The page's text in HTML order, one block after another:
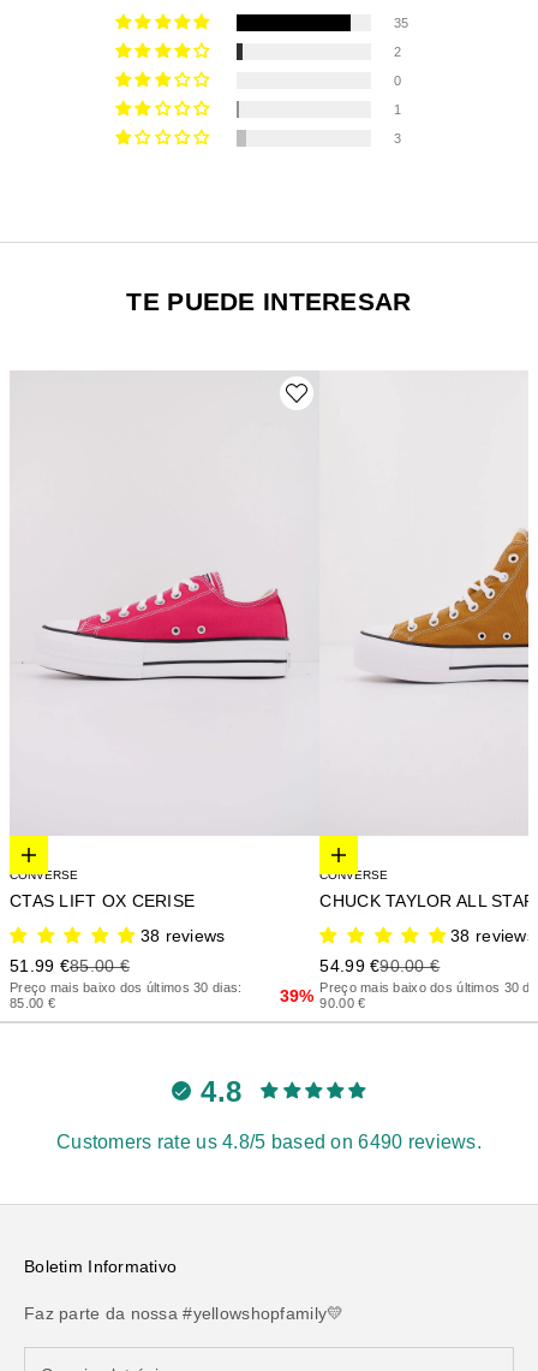
35
2
0
1
3
TE PUEDE INTERESAR
Elige opciones
CONVERSE
CTAS LIFT OX CERISE
38 reviews
Precio de oferta
51.99 €Precio anterior
85.00 €
Preço mais baixo dos últimos 30 dias:
85.00 €
39%
Elige opciones
CONVERSE
38 reviews
Precio de oferta
54.99 €Precio anterior
90.00 €
Preço mais baixo dos últimos 30
90.00 €
4.8
Customers rate us 4.8/5 based on 6490 reviews.
Boletim Informativo
Faz parte da nossa #yellowshopfamily💛